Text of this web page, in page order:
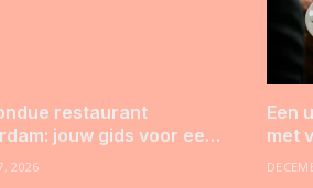
restaurant
jouw gids voor een
avondje uit
2026
Een
met